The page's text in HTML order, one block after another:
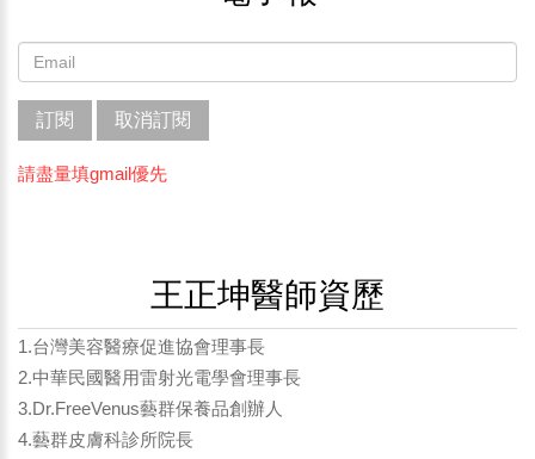
訂閱 取消訂閱
請盡量填gmail優先
王正坤醫師資歷
1.台灣美容醫療促進協會理事長
2.中華民國醫用雷射光電學會理事長
3.Dr.FreeVenus藝群保養品創辦人
4.藝群皮膚科診所院長